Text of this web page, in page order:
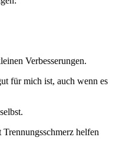
Verbesserungen.
für mich ist, auch wenn es
helfen